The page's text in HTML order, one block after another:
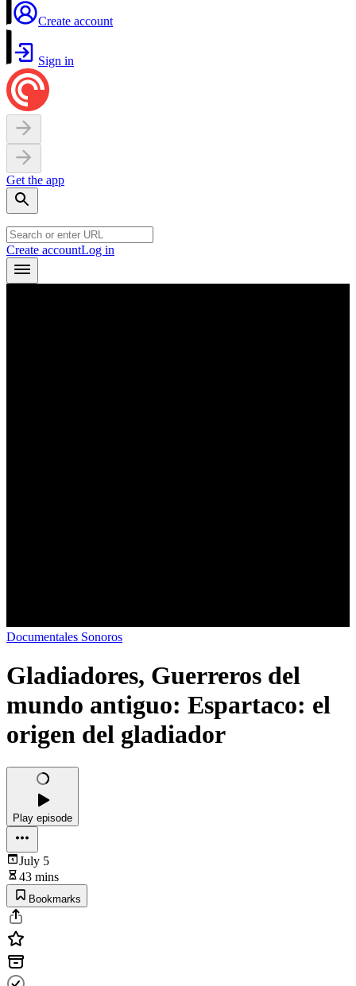
Create account
Sign in
Get the app
Create accountLog in
Documentales Sonoros
Gladiadores, Guerreros del
mundo antiguo: Espartaco: el
origen del gladiador
Play episode
July 5
43 mins
Bookmarks